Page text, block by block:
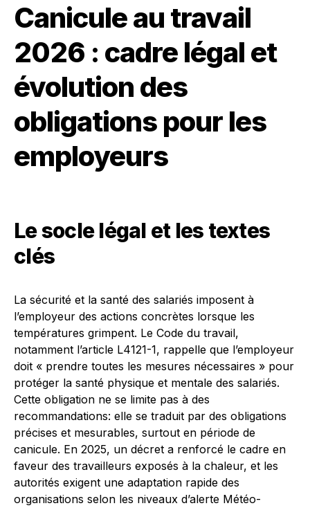
Canicule au travail
2026 : cadre légal et
évolution des
obligations pour les
employeurs
Le socle légal et les textes
clés
La sécurité et la santé des salariés imposent à
l’employeur des actions concrètes lorsque les
températures grimpent. Le Code du travail,
notamment l’article L4121-1, rappelle que l’employeur
doit « prendre toutes les mesures nécessaires » pour
protéger la santé physique et mentale des salariés.
Cette obligation ne se limite pas à des
recommandations: elle se traduit par des obligations
précises et mesurables, surtout en période de
canicule. En 2025, un décret a renforcé le cadre en
faveur des travailleurs exposés à la chaleur, et les
autorités exigent une adaptation rapide des
organisations selon les niveaux d’alerte Météo-